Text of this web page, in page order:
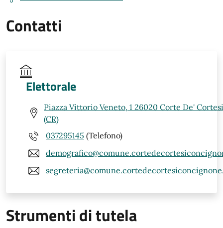
Contatti
Elettorale
Piazza Vittorio Veneto, 1 26020 Corte De'
(CR)
037295145 (Telefono)
Strumenti di tutela